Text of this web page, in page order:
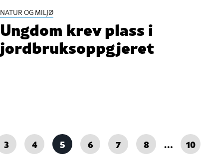
NATUR OG MILJØ
Ungdom krev plass i
jordbruksoppgjeret
3 4 5 6 7 8 … 10